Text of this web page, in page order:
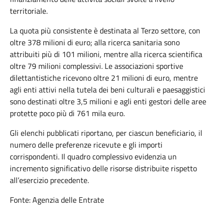
territoriale.
La quota più consistente è destinata al Terzo settore, con
oltre 378 milioni di euro; alla ricerca sanitaria sono
attribuiti più di 101 milioni, mentre alla ricerca scientifica
oltre 79 milioni complessivi. Le associazioni sportive
dilettantistiche ricevono oltre 21 milioni di euro, mentre
agli enti attivi nella tutela dei beni culturali e paesaggistici
sono destinati oltre 3,5 milioni e agli enti gestori delle aree
protette poco più di 761 mila euro.
Gli elenchi pubblicati riportano, per ciascun beneficiario, il
numero delle preferenze ricevute e gli importi
corrispondenti. Il quadro complessivo evidenzia un
incremento significativo delle risorse distribuite rispetto
all’esercizio precedente.
Fonte: Agenzia delle Entrate